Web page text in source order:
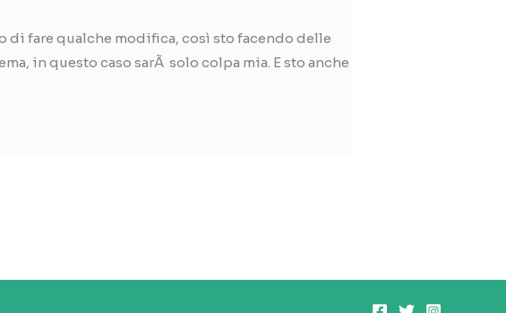
di fare qualche modifica, così sto facendo delle
in questo caso sarÃ solo colpa mia. E sto anche